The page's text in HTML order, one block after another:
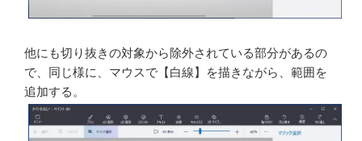
切り抜きの範囲が拡大された。